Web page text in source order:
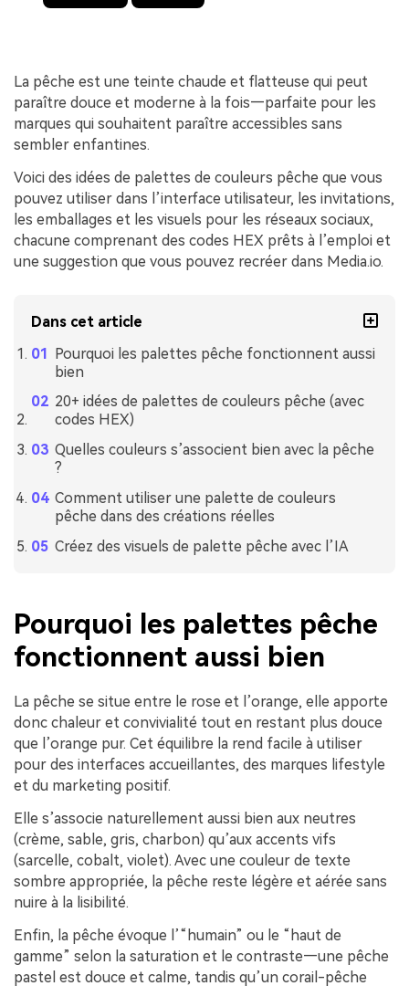
La pêche est une teinte chaude et flatteuse qui peut
paraître douce et moderne à la fois—parfaite pour les
marques qui souhaitent paraître accessibles sans
sembler enfantines.
Voici des idées de palettes de couleurs pêche que vous
pouvez utiliser dans l’interface utilisateur, les invitations,
les emballages et les visuels pour les réseaux sociaux,
chacune comprenant des codes HEX prêts à l’emploi et
une suggestion que vous pouvez recréer dans Media.io.
Dans cet article
Pourquoi les palettes pêche fonctionnent aussi
bien
20+ idées de palettes de couleurs pêche (avec
codes HEX)
Quelles couleurs s’associent bien avec la pêche
?
Comment utiliser une palette de couleurs
pêche dans des créations réelles
Créez des visuels de palette pêche avec l’IA
Pourquoi les palettes pêche
fonctionnent aussi bien
La pêche se situe entre le rose et l’orange, elle apporte
donc chaleur et convivialité tout en restant plus douce
que l’orange pur. Cet équilibre la rend facile à utiliser
pour des interfaces accueillantes, des marques lifestyle
et du marketing positif.
Elle s’associe naturellement aussi bien aux neutres
(crème, sable, gris, charbon) qu’aux accents vifs
(sarcelle, cobalt, violet). Avec une couleur de texte
sombre appropriée, la pêche reste légère et aérée sans
nuire à la lisibilité.
Enfin, la pêche évoque l’“humain” ou le “haut de
gamme” selon la saturation et le contraste—une pêche
pastel est douce et calme, tandis qu’un corail-pêche